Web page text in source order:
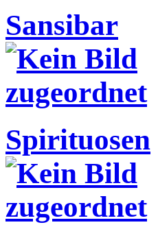
Sansibar
Spirituosen